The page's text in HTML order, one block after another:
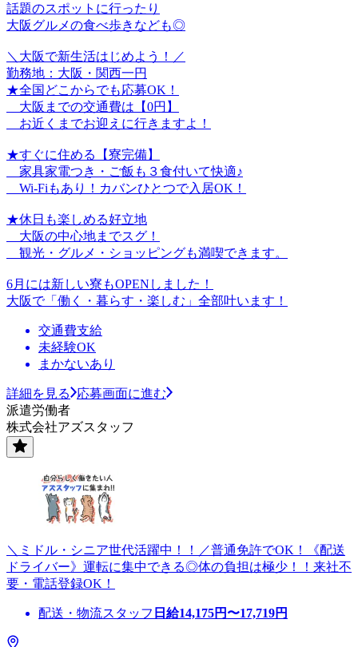
話題のスポットに行ったり
大阪グルメの食べ歩きなども◎
＼大阪で新生活はじめよう！／
勤務地：大阪・関西一円
★全国どこからでも応募OK！
大阪までの交通費は【0円】
お近くまでお迎えに行きますよ！
★すぐに住める【寮完備】
家具家電つき・ご飯も３食付いて快適♪
Wi-Fiもあり！カバンひとつで入居OK！
★休日も楽しめる好立地
大阪の中心地までスグ！
観光・グルメ・ショッピングも満喫できます。
6月には新しい寮もOPENしました！
大阪で「働く・暮らす・楽しむ」全部叶います！
交通費支給
未経験OK
まかないあり
詳細を見る
応募画面に進む
派遣労働者
株式会社アズスタッフ
＼ミドル・シニア世代活躍中！！／普通免許でOK！《配送
ドライバー》運転に集中できる◎体の負担は極少！！来社不
要・電話登録OK！
配送・物流スタッフ 日給14,175円〜17,719円